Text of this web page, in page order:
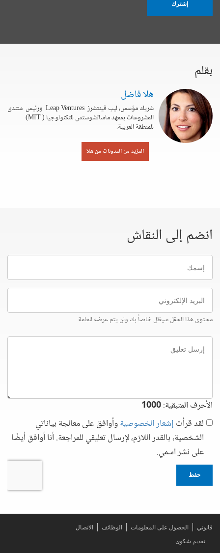
إشترك
بقلم
هلا فاضل
شريك مؤسس، ليب فينتشرز Leap Ventures ورئيس منتدى
المشروعات بمعهد ماساتشوستس للتكنولوجيا ( MIT)
للمنطقة العربية.
المزيد من المدونات من هلا
انضم إلى النقاش
إسمك
البريد
الإلكتروني
محتوى هذا الحقل سيظل خاصاً بك ولن يتم عرضه للعامة
إرسل
تعليق
الأحرف المتبقية:1000
لقد قرأت إشعار الخصوصيةوأوافق على معالجة بياناتي
الشخصية، بالقدر اللازم، لإرسال تعليقي للمراجعة. أنا أوافق أيضًا
على نشر اسمي.
حفظ
قانوني الحصول على المعلومات الوظائف
الاتصال
تقديم شكوى